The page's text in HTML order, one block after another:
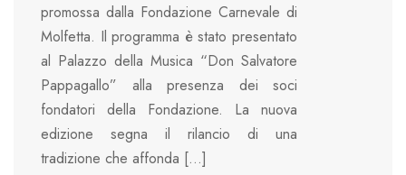
promossa dalla Fondazione Carnevale di
Molfetta. Il programma è stato presentato
al Palazzo della Musica “Don Salvatore
Pappagallo” alla presenza dei soci
fondatori della Fondazione. La nuova
edizione segna il rilancio di una
tradizione che affonda […]